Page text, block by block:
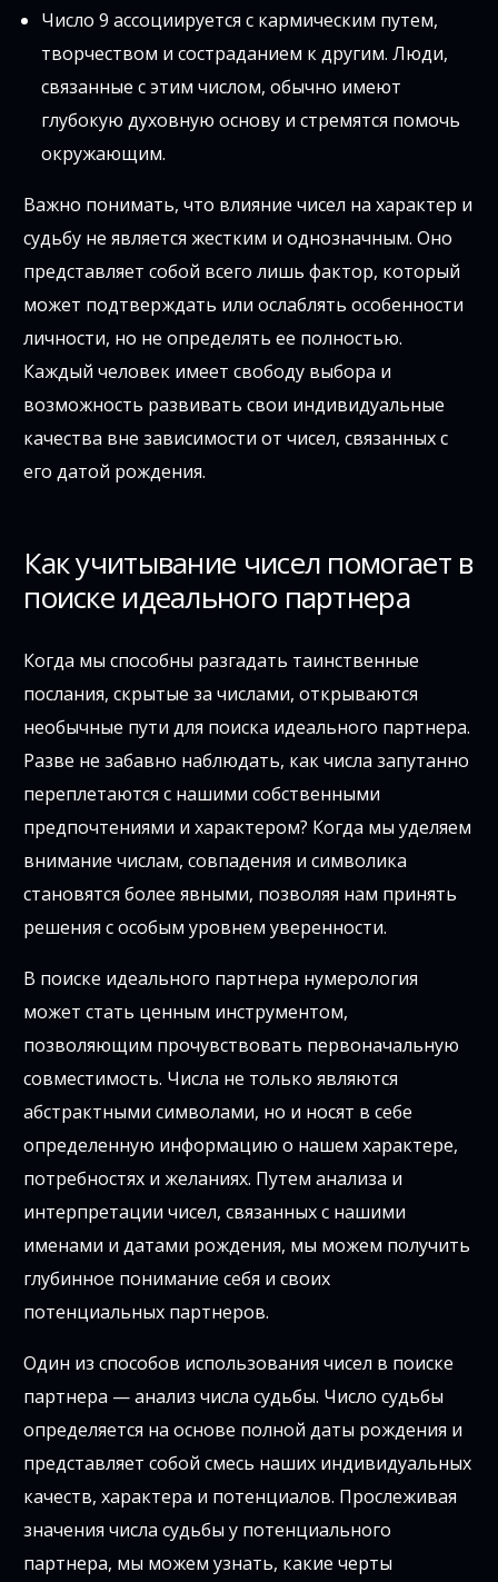
Число 9 ассоциируется с кармическим путем,
творчеством и состраданием к другим. Люди,
связанные с этим числом, обычно имеют
глубокую духовную основу и стремятся помочь
окружающим.
Важно понимать, что влияние чисел на характер и
судьбу не является жестким и однозначным. Оно
представляет собой всего лишь фактор, который
может подтверждать или ослаблять особенности
личности, но не определять ее полностью.
Каждый человек имеет свободу выбора и
возможность развивать свои индивидуальные
качества вне зависимости от чисел, связанных с
его датой рождения.
Как учитывание чисел помогает в
поиске идеального партнера
Когда мы способны разгадать таинственные
послания, скрытые за числами, открываются
необычные пути для поиска идеального партнера.
Разве не забавно наблюдать, как числа запутанно
переплетаются с нашими собственными
предпочтениями и характером? Когда мы уделяем
внимание числам, совпадения и символика
становятся более явными, позволяя нам принять
решения с особым уровнем уверенности.
В поиске идеального партнера нумерология
может стать ценным инструментом,
позволяющим прочувствовать первоначальную
совместимость. Числа не только являются
абстрактными символами, но и носят в себе
определенную информацию о нашем характере,
потребностях и желаниях. Путем анализа и
интерпретации чисел, связанных с нашими
именами и датами рождения, мы можем получить
глубинное понимание себя и своих
потенциальных партнеров.
Один из способов использования чисел в поиске
партнера — анализ числа судьбы. Число судьбы
определяется на основе полной даты рождения и
представляет собой смесь наших индивидуальных
качеств, характера и потенциалов. Прослеживая
значения числа судьбы у потенциального
партнера, мы можем узнать, какие черты